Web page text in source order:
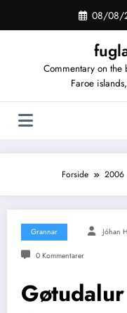
indhold
08/08/
Commentary on
Faroe
Forside 2006
Grannar Jóhan
0 Kommentarer
Gøtudalur